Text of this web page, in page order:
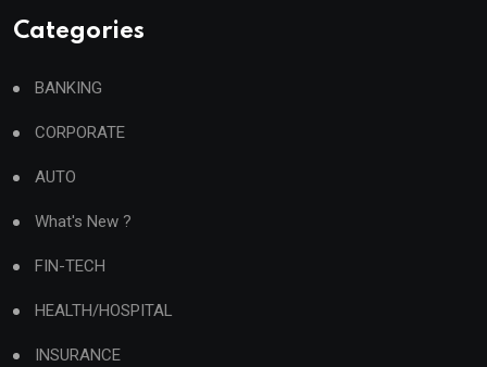
Categories
BANKING
CORPORATE
AUTO
What's New ?
FIN-TECH
HEALTH/HOSPITAL
INSURANCE